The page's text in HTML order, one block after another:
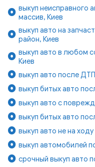
выкуп неисправного
массив, Киев
выкуп авто на
район, Киев
выкуп авто в любом
Киев
выкуп авто после
выкуп битых авто
выкуп авто с
выкуп битых авто
выкуп авто не на
выкуп автомобилей
срочный выкуп авто